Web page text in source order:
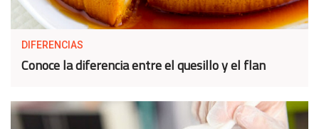
DIFERENCIAS
Conoce la diferencia entre el quesillo y el flan